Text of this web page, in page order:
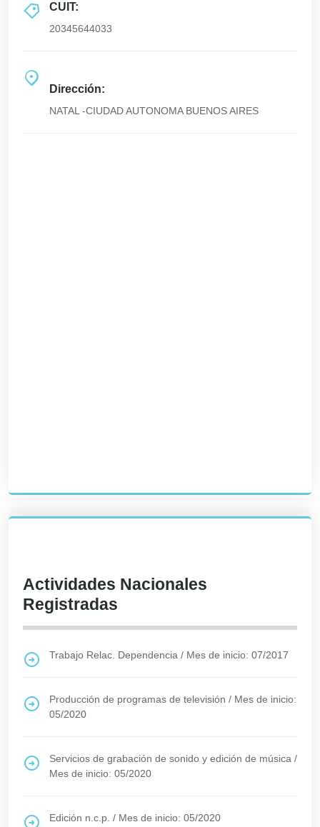
CUIT:
20345644033
Dirección:
NATAL -CIUDAD AUTONOMA BUENOS AIRES
Actividades Nacionales
Registradas
Trabajo Relac. Dependencia / Mes de inicio: 07/2017
Producción de programas de televisión / Mes de inicio:
05/2020
Servicios de grabación de sonido y edición de música /
Mes de inicio: 05/2020
Edición n.c.p. / Mes de inicio: 05/2020